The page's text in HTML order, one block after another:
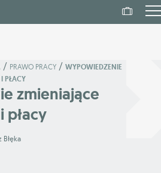
/ PRAWO PRACY / WYPOWIEDZENIE
PŁACY
zmieniające
płacy
Błęka